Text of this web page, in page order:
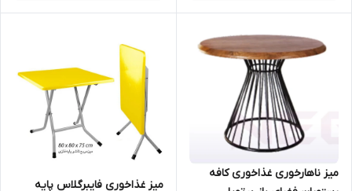
میز ناهارخوری غذاخوری کافه
میز غذاخوری فایبرگلاس پایه